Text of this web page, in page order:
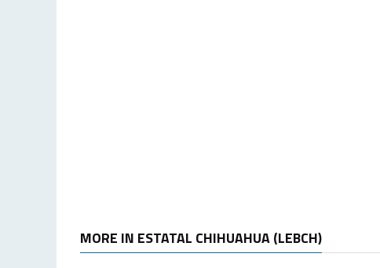
MORE IN ESTATAL CHIHUAHUA (LEBCH)